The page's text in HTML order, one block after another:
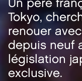
Tokyo,
renouer
depuis neuf
législation
exclusive.